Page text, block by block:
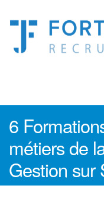
6
métiers de
Gestion sur